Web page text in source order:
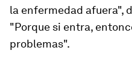
la enfermedad afuera",
"Porque si entra,
problemas".